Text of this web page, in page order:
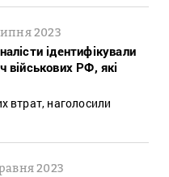
2023
ідентифікували
військових РФ, які
втрат, наголосили
2023